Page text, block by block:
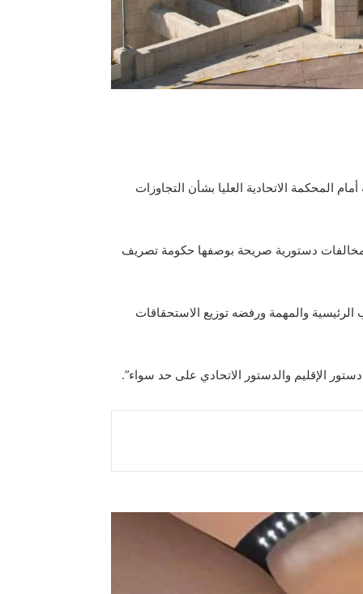
المحكمة الاتحادية العليا بشأن التجاوزات
مخالفات دستورية صريحة بوصفها حكومة تصريف
والمهمة ورفضه توزيع الاستحقاقات
الإقليم والدستور الاتحادي على حد سواء”.